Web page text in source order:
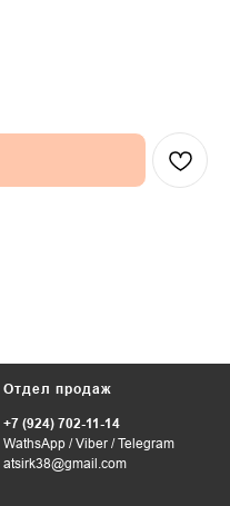
Отдел продаж
+7 (924) 702-11-14
WathsApp /Viber /Telegram
atsirk38@gmail.com